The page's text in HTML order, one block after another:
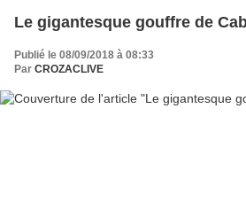
Le gigantesque gouffre de
Publié le 08/09/2018 à 08:33
Par CROZACLIVE